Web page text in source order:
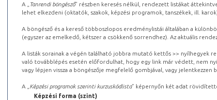
A „ Tanrendi böngésző” részben keresés nélkül, rendezett listákat
lehet elkezdeni (oktatók, szakok, képzési programok, tanszékek, ill.
A böngésző és a kereső többoszlopos eredménylistái általában a
(egyszer az emelkedő, kétszer a csökkenő sorrendhez). Az aktuális
A listák sorainak a végén található jobbra mutató kettős >> nyílhegyek
való továbblépés esetén előfordulhat, hogy egy link már védett, nem
vagy lépjen vissza a böngészője megfelelő gombjával, vagy
A „ Képzési programok szerinti kurzuskódlista” képernyőn két adat
Képzési forma (szint)